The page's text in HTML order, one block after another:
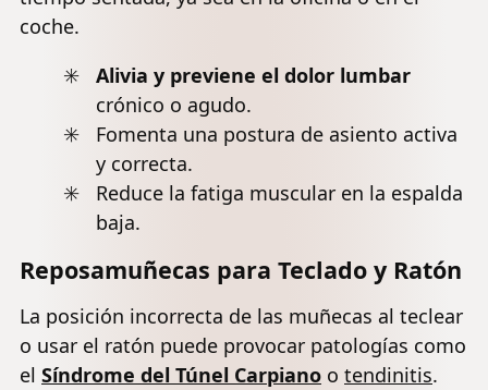
coche.
Alivia y previene el dolor lumbar
crónico o agudo.
Fomenta una postura de asiento activa
y correcta.
Reduce la fatiga muscular en la espalda
baja.
Reposamuñecas para Teclado y Ratón
La posición incorrecta de las muñecas al teclear
o usar el ratón puede provocar patologías como
el Síndrome del Túnel Carpiano o tendinitis.